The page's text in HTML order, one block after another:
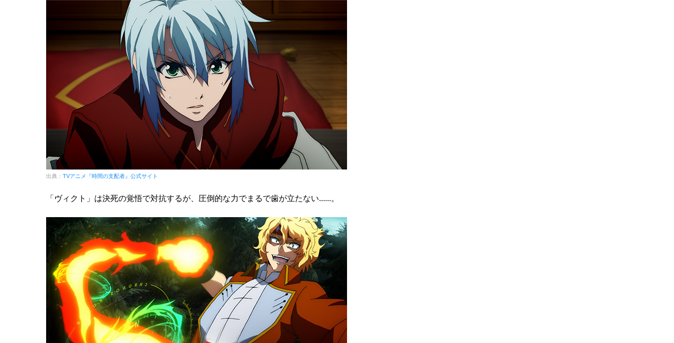
出典： TVアニメ『時間の支配者』公式サイト
「ヴィクト」は決死の覚悟で対抗するが、圧倒的な力でまるで歯が立たない......。